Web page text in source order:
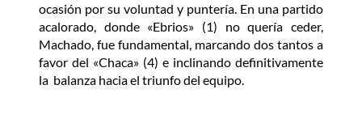
ocasión por su voluntad y puntería. En una partido
acalorado, donde «Ebrios» (1) no quería ceder,
Machado, fue fundamental, marcando dos tantos a
favor del «Chaca» (4) e inclinando definitivamente
la balanza hacia el triunfo del equipo.